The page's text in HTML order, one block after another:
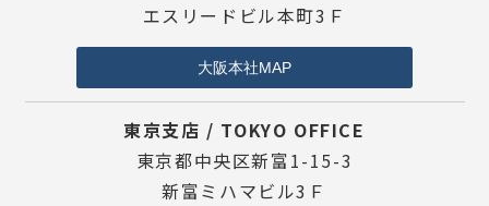
エスリードビル本町3Ｆ
大阪本社MAP
東京支店 / TOKYO OFFICE
東京都中央区新富1-15-3
新富ミハマビル3Ｆ